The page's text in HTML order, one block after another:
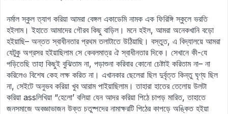
নর্মাল স্কুল ত্যাগ করিয়া আমরা বেঙ্গল একাডেমি নামক এক ফিরিঙ্গি স্কুলে ভরতি
হইলাম। ইহাতে আমাদের গৌরব কিছু বাড়িল। মনে হইল, আমরা অনেকখানি বড়ো
হইয়াছি– অন্তত স্বাধীনতার প্রথম তলাটাতে উঠিয়াছি। বস্তুত, এ বিদ্যালয়ে আমরা
যেটুকু অগ্রসর হইয়াছিলাম সে কেবলমাত্র ঐ স্বাধীনতার দিকে। সেখানে কী-যে
পড়িতেছি তাহা কিছুই বুঝিতাম না, পড়াশুনা করিবার কোনো চেষ্টাই করিতাম না– না
করিলেও বিশেষ কেহ লক্ষ করিত না। এখানকার ছেলেরা ছিল দুর্বৃত্ত কিন্তু ঘৃণ্য ছিল
না, সেইটে অনুভব করিয়া খুব আরাম পাইয়াছিলাম। তাহারা হাতের তেলোয় উলটা
করিয়া assলিখিয়া “হেলো’ বলিয়া যেন আদর করিয়া পিঠে চাপড় মারিত, তাহাতে
জনসমাজে অবজ্ঞাভাজন উক্ত চতুষ্পদের নামাক্ষরটি পিঠের কাপড়ে অঙ্কিত হইয়া